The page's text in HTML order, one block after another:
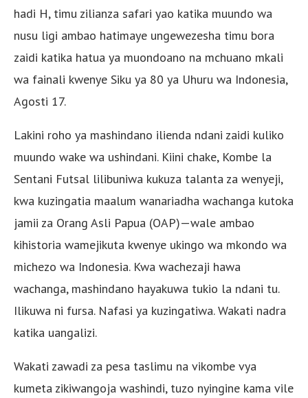
hadi H, timu zilianza safari yao katika muundo wa
nusu ligi ambao hatimaye ungewezesha timu bora
zaidi katika hatua ya muondoano na mchuano mkali
wa fainali kwenye Siku ya 80 ya Uhuru wa Indonesia,
Agosti 17.
Lakini roho ya mashindano ilienda ndani zaidi kuliko
muundo wake wa ushindani. Kiini chake, Kombe la
Sentani Futsal lilibuniwa kukuza talanta za wenyeji,
kwa kuzingatia maalum wanariadha wachanga kutoka
jamii za Orang Asli Papua (OAP)—wale ambao
kihistoria wamejikuta kwenye ukingo wa mkondo wa
michezo wa Indonesia. Kwa wachezaji hawa
wachanga, mashindano hayakuwa tukio la ndani tu.
Ilikuwa ni fursa. Nafasi ya kuzingatiwa. Wakati nadra
katika uangalizi.
Wakati zawadi za pesa taslimu na vikombe vya
kumeta zikiwangoja washindi, tuzo nyingine kama vile